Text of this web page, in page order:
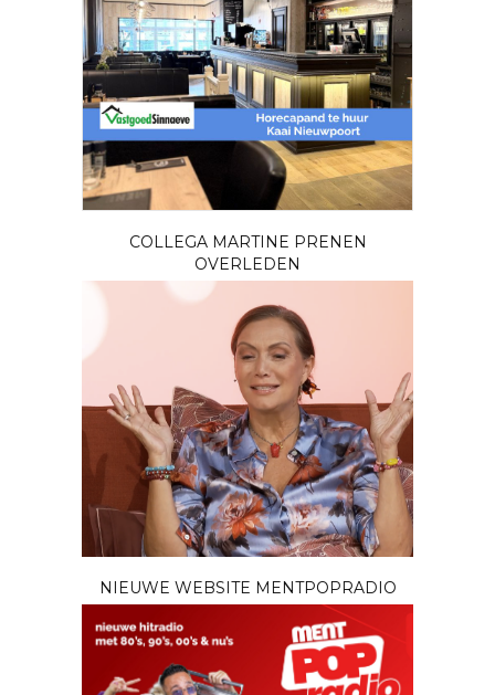
COLLEGA MARTINE PRENEN
OVERLEDEN
NIEUWE WEBSITE MENTPOPRADIO